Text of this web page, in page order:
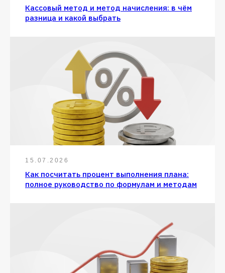
Кассовый метод и метод начисления: в чём
разница и какой выбрать
15.07.2026
Как посчитать процент выполнения плана:
полное руководство по формулам и методам